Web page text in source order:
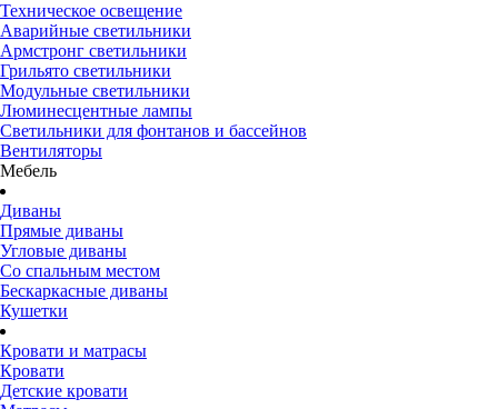
Техническое освещение
Аварийные светильники
Армстронг светильники
Грильято светильники
Модульные светильники
Люминесцентные лампы
Светильники для фонтанов и бассейнов
Вентиляторы
Мебель
Диваны
Прямые диваны
Угловые диваны
Со спальным местом
Бескаркасные диваны
Кушетки
Кровати и матрасы
Кровати
Детские кровати